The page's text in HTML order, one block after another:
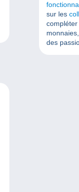
sur les
compléter
des